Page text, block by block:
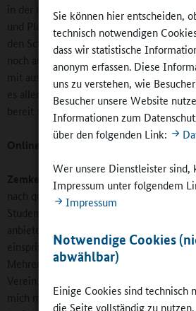
Sie können hier entscheiden,
technisch notwendigen
dass wir statistische
anonym erfassen. Diese
uns zu verstehen, wie
Besucher unsere Website
Informationen zum
über den folgenden Link:
Wer unsere Dienstleister sind,
Impressum unter folgendem
Impressum
Notwendige Cookies
abwählbar)
Einige Cookies sind technisch
die Seite vollständig zu nutzen.
in der Ganztagsschule optimal zu
und Platzkapazitäten, manchmal auch
den Schulen gibt es auch. Dabei ist
noch am leichtesten zu lösen.
mit ausrangierten Fahrradreifen und
es allerdings des entsprechenden Know-
bereit sein, auf die Schulen zuzugehen.
Online-Redaktion: Es ist also Kreativität
Zemke:
In vielen Fällen mit Sicherheit.
nach qualifizierten Trainerinnen und
Studentinnen und Studenten könnten
anbieten oder Menschen wie ich, die
einspringen. Ich kann allen Vereinen nur
Mehrere Kinder meiner AG sind
Verein, dem TSV Klein-Umstadt,
mich mittlerweile bei meiner